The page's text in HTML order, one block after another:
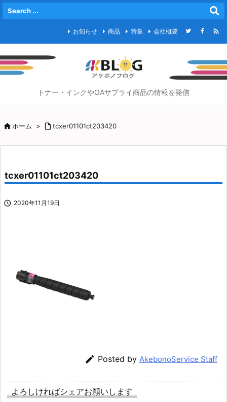
お知らせ 商品 特集 会社概要 
トナー・インクやOAサプライ商品の情報を発信
ホーム >  tcxer01101ct203420
tcxer01101ct203420
 2020年11月19日
 Posted by AkebonoService Staff
よろしければシェアお願いします